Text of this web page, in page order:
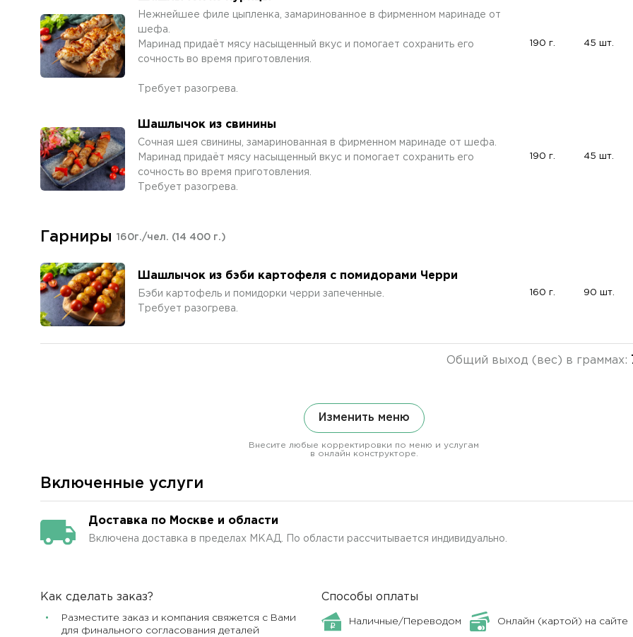
Нежнейшее филе цыпленка, замаринованное в фирменном маринаде от
шефа.
Маринад придаёт мясу насыщенный вкус и помогает сохранить его
сочность во время приготовления.
Требует разогрева.
190 г. 45 шт.
Шашлычок из свинины
Сочная шея свинины, замаринованная в фирменном маринаде от шефа.
Маринад придаёт мясу насыщенный вкус и помогает сохранить его
сочность во время приготовления.
Требует разогрева.
190 г. 45 шт.
Гарниры 160г./чел. (14 400 г.)
Шашлычок из бэби картофеля с помидорами Черри
Бэби картофель и помидорки черри запеченные.
Требует разогрева.
160 г. 90 шт.
Общий выход (вес) в граммах:
Изменить меню
Внесите любые корректировки по меню и услугам
в онлайн конструкторе.
Включенные услуги
Доставка по Москве и области
Включена доставка в пределах МКАД. По области рассчитывается индивидуально.
Как сделать заказ?
Разместите заказ и компания свяжется с Вами
для финального согласования деталей
Способы оплаты
Наличные/Переводом Онлайн (картой) на сайте